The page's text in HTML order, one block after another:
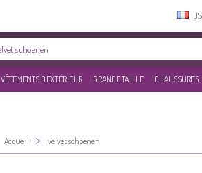
VÊTEMENTS D'EXTÉRIEUR GRANDE TAILLE
Accueil > velvet schoenen